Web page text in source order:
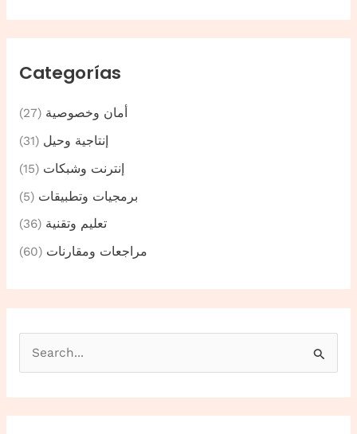
Categorías
أمان وخصوصية (27)
إنتاجية وحيل (31)
إنترنت وشبكات (15)
برمجيات وتطبيقات (5)
تعليم وتقنية (36)
مراجعات ومقارنات (60)
c